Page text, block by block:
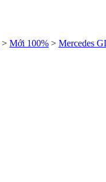
> Mới 100% > Mercedes